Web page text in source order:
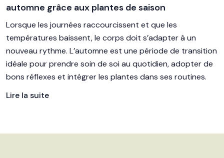
automne grâce aux plantes de saison
Lorsque les journées raccourcissent et que les
températures baissent, le corps doit s’adapter à un
nouveau rythme. L’automne est une période de transition
idéale pour prendre soin de soi au quotidien, adopter de
bons réflexes et intégrer les plantes dans ses routines.
Lire la suite